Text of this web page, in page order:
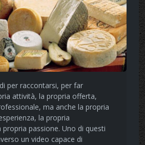
per raccontarsi, per far
attività, la propria offerta,
ma anche la propria
la propria
passione. Uno di questi
un video capace di